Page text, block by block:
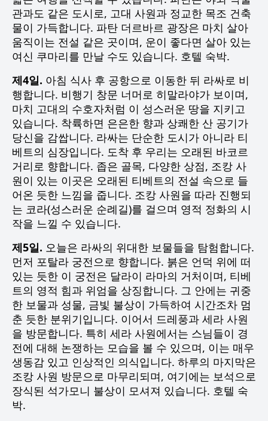
관과도 같은 도시로, 고대 사원과 정교한 목조 건축
물이 가득합니다. 파탄 더르바르 광장은 마치 살아
움직이는 전설 같은 곳이며, 운이 좋다면 살아 있는
여신 쿠마리를 만날 수도 있습니다. 호텔 숙박.
제4일. 아침 식사 후 공항으로 이동한 뒤 라싸로 비
행합니다. 비행기 창문 너머로 히말라야가 보이며,
마치 고대의 수호자처럼 이 성스러운 땅을 지키고
있습니다. 착륙하면 은은한 향과 상쾌한 산 공기가
당신을 감쌉니다. 라싸는 단순한 도시가 아니라 티
베트의 심장입니다. 도착 후 우리는 오래된 바코르
거리로 향합니다. 좁은 골목, 다양한 상점, 조캉 사
원이 있는 이곳은 오래된 티베트의 전설 속으로 들
어온 듯한 느낌을 줍니다. 조캉 사원을 따라 진행되
는 코라(성스러운 순례길)를 걸으며 영적 정화의 시
작을 느낄 수 있습니다.
제5일. 오늘은 라싸의 위대한 보물들을 탐험합니다.
먼저 포탈라 궁전으로 향합니다. 붉은 언덕 위에 떠
있는 듯한 이 궁전은 달라이 라마의 거처이며, 티베
트의 영적 힘과 위엄을 상징합니다. 그 안에는 귀중
한 보물과 성물, 금빛 불상이 가득하여 시간조차 멈
춘 듯한 분위기입니다. 이어서 드레풍과 세라 사원
을 방문합니다. 특히 세라 사원에서는 스님들이 경
전에 대해 논쟁하는 모습을 볼 수 있으며, 이는 매우
생동감 있고 인상적인 의식입니다. 하루의 마지막은
조캉 사원 방문으로 마무리되며, 여기에는 보석으로
장식된 석가모니 불상이 모셔져 있습니다. 호텔 숙
박.